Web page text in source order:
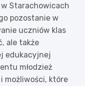
w Starachowicach
pozostanie w
uczniów klas
ale także
edukacyjnej
młodzież
możliwości, które